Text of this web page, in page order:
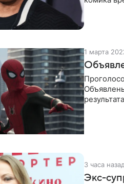
1 марта
3 часа назад
Экс-